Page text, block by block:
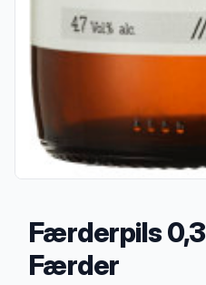
Færderpils
Færder